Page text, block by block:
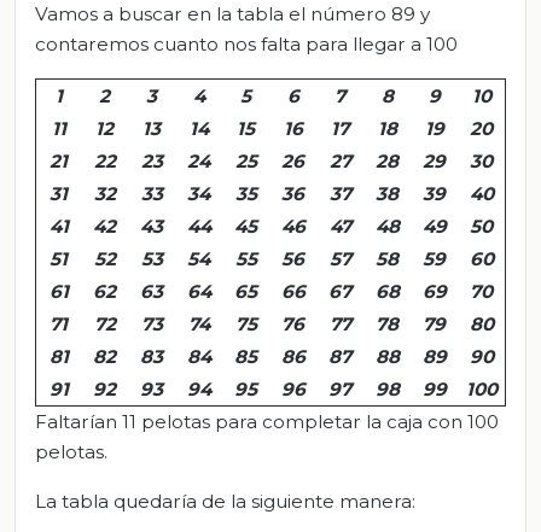
Vamos a buscar en la tabla el número 89 y
contaremos cuanto nos falta para llegar a 100
1 2 3 4 5 6 7 8 9
10
11
12 13 14 15 16 17 18 19
20
21
22 23 24 25 26 27 28 29
30
31
32 33 34 35 36 37 38 39
40
41
42 43 44 45 46 47 48 49
50
51
52 53 54 55 56 57 58 59
60
61
62 63 64 65 66 67 68 69
70
71
72 73 74 75 76 77 78 79
80
81
82 83 84 85 86 87 88 89
90
91
92 93 94 95 96 97 98 99
100
Faltarían 11 pelotas para completar la caja con 100
pelotas.
La tabla quedaría de la siguiente manera: